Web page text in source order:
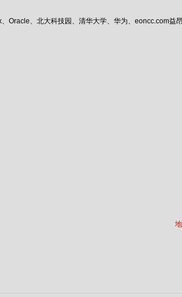
、北大科技园、清华大学、华为、eoncc.com益